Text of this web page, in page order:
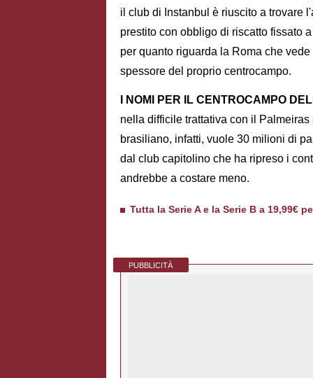
il club di Instanbul è riuscito a trovare
prestito con obbligo di riscatto fissato
per quanto riguarda la Roma che
spessore del proprio centrocampo.
I NOMI PER IL CENTROCAMPO
nella difficile trattativa con il
brasiliano, infatti, vuole 30 milioni di
dal club capitolino che ha ripreso i
andrebbe a costare meno.
Tutta la Serie A e la Serie B a 19,99€
PUBBLICITÀ